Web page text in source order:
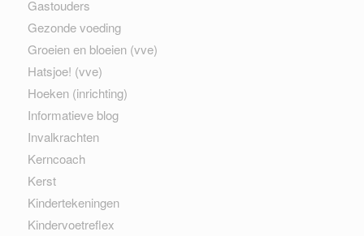
Gastouders
Gezonde voeding
Groeien en bloeien (vve)
Hatsjoe! (vve)
Hoeken (inrichting)
Informatieve blog
Invalkrachten
Kerncoach
Kerst
Kindertekeningen
Kindervoetreflex